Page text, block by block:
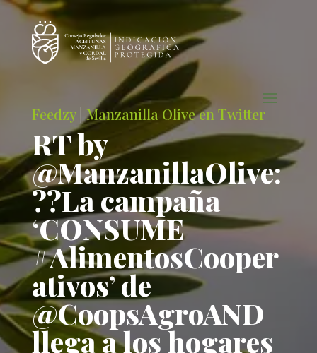
Feedzy|Manzanilla Olive en Twitter
RT by
@ManzanillaOlive:
??La campaña
‘CONSUME
#AlimentosCooper
ativos’ de
@CoopsAgroAND
llega a los hogares